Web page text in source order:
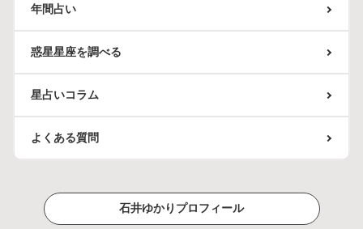
年間占い
惑星星座を調べる
星占いコラム
よくある質問
石井ゆかりプロフィール